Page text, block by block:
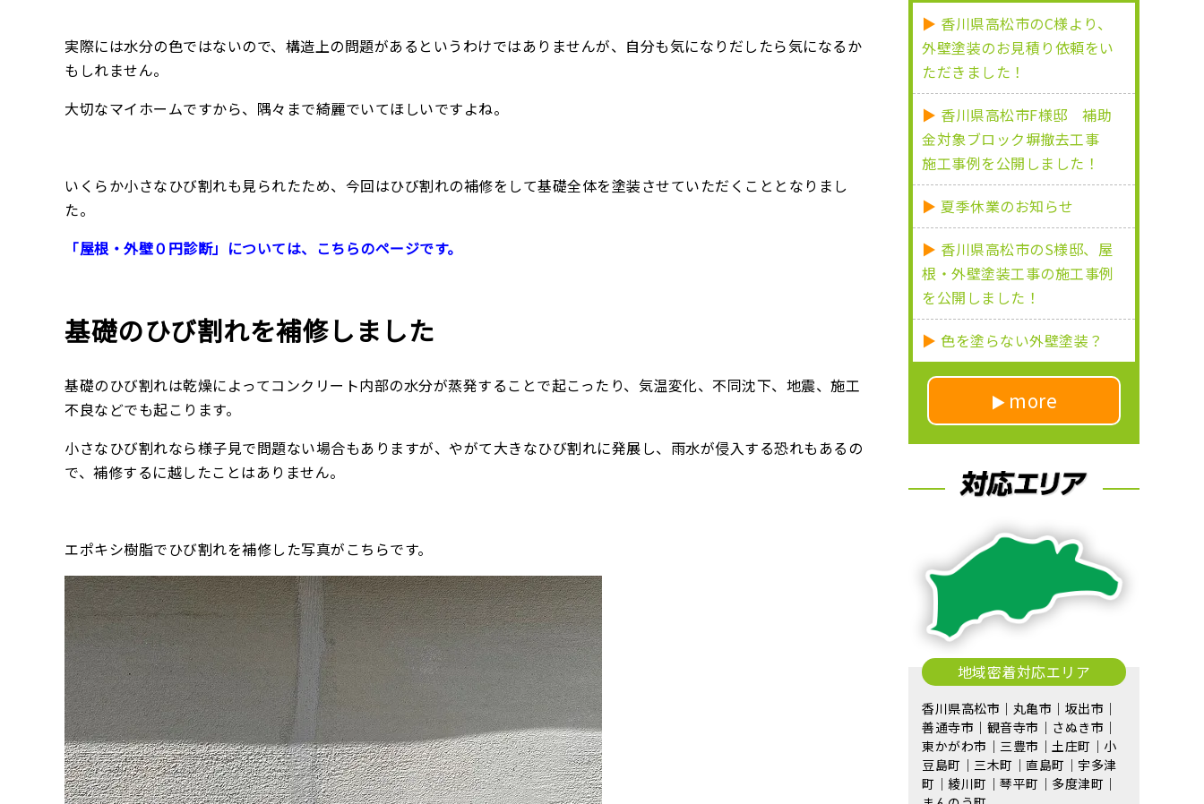
実際には水分の色ではないので、構造上の問題があるというわけではありませんが、自分も気になりだしたら気になるか
もしれません。
大切なマイホームですから、隅々まで綺麗でいてほしいですよね。
いくらか小さなひび割れも見られたため、今回はひび割れの補修をして基礎全体を塗装させていただくこととなりまし
た。
「屋根・外壁０円診断」については、こちらのページです。
基礎のひび割れを補修しました
基礎のひび割れは乾燥によってコンクリート内部の水分が蒸発することで起こったり、気温変化、不同沈下、地震、施工
不良などでも起こります。
小さなひび割れなら様子見で問題ない場合もありますが、やがて大きなひび割れに発展し、雨水が侵入する恐れもあるの
で、補修するに越したことはありません。
エポキシ樹脂でひび割れを補修した写真がこちらです。
香川県高松市のC様より、
外壁塗装のお見積り依頼をい
ただきました！
香川県高松市F様邸 補助
金対象ブロック塀撤去工事
施工事例を公開しました！
夏季休業のお知らせ
香川県高松市のS様邸、屋
根・外壁塗装工事の施工事例
を公開しました！
色を塗らない外壁塗装？
more
地域密着対応エリア
香川県高松市｜丸亀市｜坂出市｜
善通寺市｜観音寺市｜さぬき市｜
東かがわ市｜三豊市｜土庄町｜小
豆島町｜三木町｜直島町｜宇多津
町｜綾川町｜琴平町｜多度津町｜